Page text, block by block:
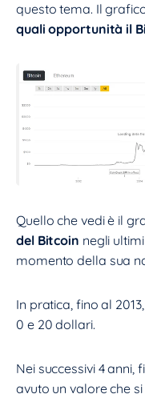
questo tema. Il
quali opportunità il
Quello che vedi è il
del Bitcoin negli
momento della sua
In pratica, fino al
0 e 20 dollari.
Nei successivi 4 anni,
avuto un valore che